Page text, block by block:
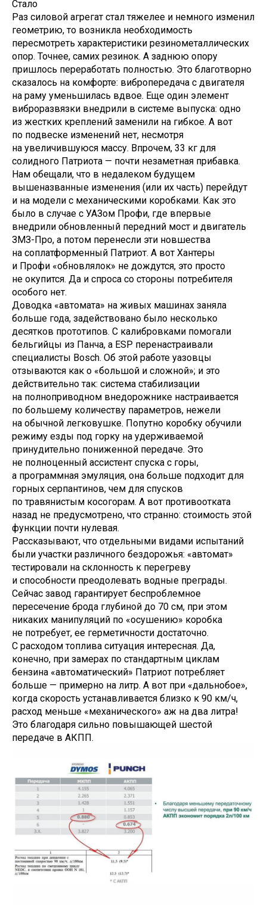
Стало
Раз силовой агрегат стал тяжелее и немного изменил
геометрию, то возникла необходимость
пересмотреть характеристики резинометаллических
опор. Точнее, самих резинок. А заднюю опору
пришлось переработать полностью. Это благотворно
сказалось на комфорте: вибропередача с двигателя
на раму уменьшилась вдвое. Еще один элемент
виброразвязки внедрили в системе выпуска: одно
из жестких креплений заменили на гибкое. А вот
по подвеске изменений нет, несмотря
на увеличившуюся массу. Впрочем, 33 кг для
солидного Патриота — почти незаметная прибавка.
Нам обещали, что в недалеком будущем
вышеназванные изменения (или их часть) перейдут
и на модели с механическими коробками. Как это
было в случае с УАЗом Профи, где впервые
внедрили обновленный передний мост и двигатель
ЗМЗ-Про, а потом перенесли эти новшества
на соплатформенный Патриот. А вот Хантеры
и Профи «обновлялок» не дождутся, это просто
не окупится. Да и спроса со стороны потребителя
особого нет.
Доводка «автомата» на живых машинах заняла
больше года, задействовано было несколько
десятков прототипов. С калибровками помогали
бельгийцы из Панча, а ESP перенастраивали
специалисты Bosch. Об этой работе уазовцы
отзываются как о «большой и сложной»; и это
действительно так: система стабилизации
на полноприводном внедорожнике настраивается
по большему количеству параметров, нежели
на обычной легковушке. Попутно коробку обучили
режиму езды под горку на удерживаемой
принудительно пониженной передаче. Это
не полноценный ассистент спуска с горы,
а программная эмуляция, она больше подходит для
горных серпантинов, чем для спусков
по травянистым косогорам. А вот противоотката
назад не предусмотрено, что странно: стоимость этой
функции почти нулевая.
Рассказывают, что отдельными видами испытаний
были участки различного бездорожья: «автомат»
тестировали на склонность к перегреву
и способности преодолевать водные преграды.
Сейчас завод гарантирует беспроблемное
пересечение брода глубиной до 70 см, при этом
никаких манипуляций по «осушению» коробка
не потребует, ее герметичности достаточно.
С расходом топлива ситуация интересная. Да,
конечно, при замерах по стандартным циклам
бензина «автоматический» Патриот потребляет
больше — примерно на литр. А вот при «дальнобое»,
когда скорость устанавливается близко к 90 км/ч,
расход меньше «механического» аж на два литра!
Это благодаря сильно повышающей шестой
передаче в АКПП.